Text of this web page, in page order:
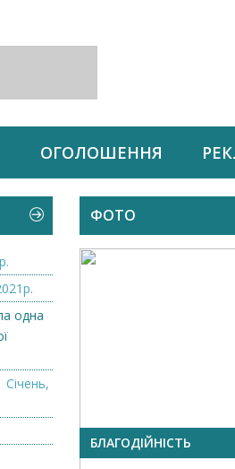
ОГОЛОШЕННЯ
одна
Січень,
ФОТО
БЛАГОДІЙНІСТЬ